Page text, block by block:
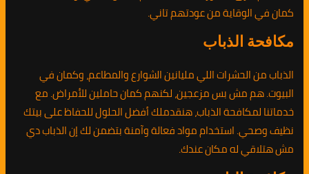
كمان في الوقاية من عودتهم تاني.
مكافحة الذباب
الذباب من الحشرات اللي مليانين الشوارع والمطاعم، وكمان في
البيوت. هم مش بس مزعجين، لكنهم كمان حاملين للأمراض. مع
خدماتنا لمكافحة الذباب، هنقدملك أفضل الحلول للحفاظ على بيتك
نظيف وصحي. استخدام مواد فعالة وآمنة بتضمن لك إن الذباب دي
مش هتلاقي له مكان عندك.